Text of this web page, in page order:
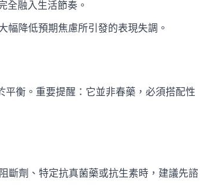
全融入生活節奏。
幅降低預期焦慮所引發的表現失調。
衡。重要提醒：它並非春藥，必須搭配性
斷劑、特定抗真菌藥或抗生素時，建議先諮